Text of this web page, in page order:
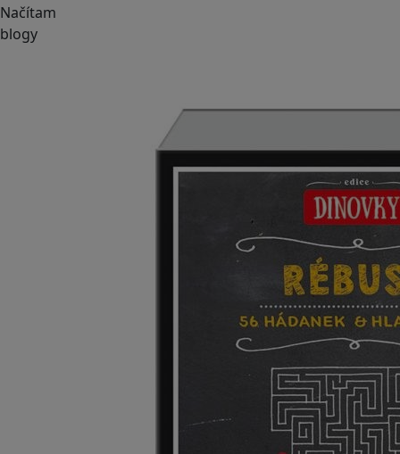
Načítam
blogy